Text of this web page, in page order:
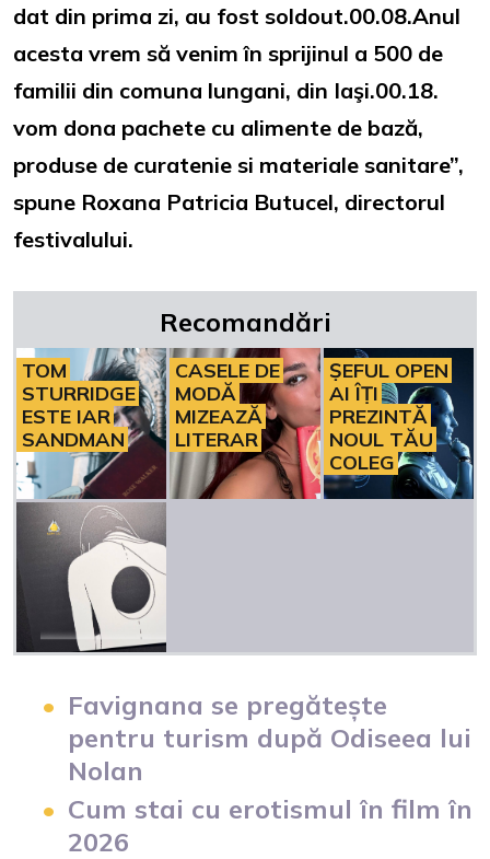
dat din prima zi, au fost soldout.00.08.Anul
acesta vrem să venim în sprijinul a 500 de
familii din comuna lungani, din Iaşi.00.18.
vom dona pachete cu alimente de bază,
produse de curatenie si materiale sanitare”,
spune Roxana Patricia Butucel, directorul
festivalului.
Recomandări
TOM
STURRIDGE
ESTE IAR
SANDMAN
CASELE DE
MODĂ
MIZEAZĂ
LITERAR
ȘEFUL OPEN
AI ÎȚI
PREZINTĂ
NOUL TĂU
COLEG
Favignana se pregătește
pentru turism după Odiseea lui
Nolan
Cum stai cu erotismul în film în
2026